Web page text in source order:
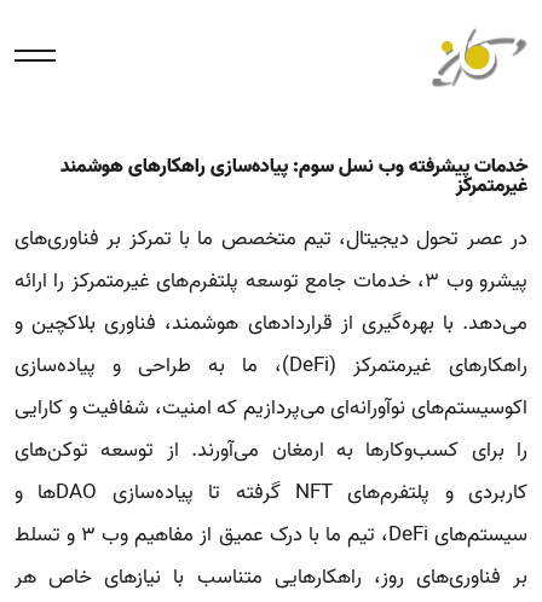
خدمات پیشرفته وب نسل سوم: پیاده‌سازی راهکارهای هوشمند
غیرمتمرکز
در عصر تحول دیجیتال، تیم متخصص ما با تمرکز بر فناوری‌های
پیشرو وب 3، خدمات جامع توسعه پلتفرم‌های غیرمتمرکز را ارائه
می‌دهد. با بهره‌گیری از قراردادهای هوشمند، فناوری بلاکچین و
راهکارهای غیرمتمرکز (DeFi)، ما به طراحی و پیاده‌سازی
اکوسیستم‌های نوآورانه‌ای می‌پردازیم که امنیت، شفافیت و کارایی
را برای کسب‌وکارها به ارمغان می‌آورند. از توسعه توکن‌های
کاربردی و پلتفرم‌های NFT گرفته تا پیاده‌سازی DAOها و
سیستم‌های DeFi، تیم ما با درک عمیق از مفاهیم وب 3 و تسلط
بر فناوری‌های روز، راهکارهایی متناسب با نیازهای خاص هر